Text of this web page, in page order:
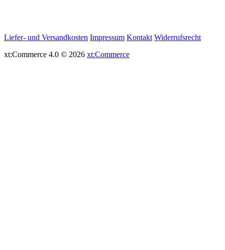
Liefer- und Versandkosten Impressum Kontakt Widerrufsrecht
xt:Commerce 4.0 © 2026 xt:Commerce